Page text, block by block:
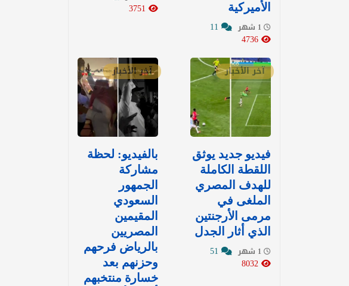
الأميركية
آخر الأخبار
فيديو جديد يوثق
اللقطة الكاملة
للهدف المصري
الملغى في
مرمى الأرجنتين
الذي أثار الجدل
آخر الأخبار
بالفيديو: لحظة
مشاركة
الجمهور
السعودي
المقيمين
المصريين
بالرياض فرحهم
وحزنهم بعد
خسارة منتخبهم